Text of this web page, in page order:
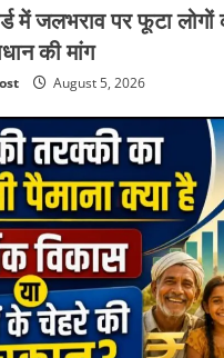
में जलभराव पर फूटा लोगों
की मांग
August 5, 2026